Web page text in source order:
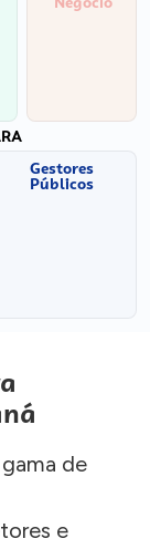
Gestores
Públicos
de
e